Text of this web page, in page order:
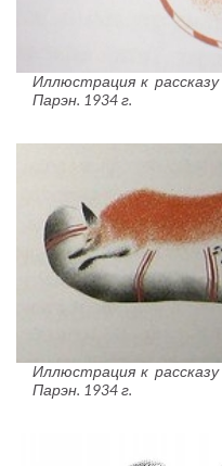
Иллюстрация к
Парэн. 1934 г.
Иллюстрация к
Парэн. 1934 г.